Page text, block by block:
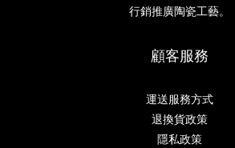
行銷推廣陶瓷工藝。
顧客服務
運送服務方式
退換貨政策
隱私政策